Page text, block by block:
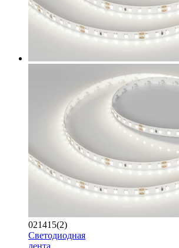
021415(2)
Светодиодная
лента